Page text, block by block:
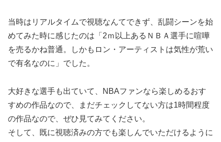
当時はリアルタイムで視聴なんてできず、乱闘シーンを始
めてみた時に感じたのは「2ｍ以上あるＮＢＡ選手に喧嘩
を売るかね普通。しかもロン・アーティストは気性が荒い
で有名なのに」でした。
大好きな選手も出ていて、NBAファンなら楽しめるおす
すめの作品なので、まだチェックしてない方は1時間程度
の作品なので、ぜひ見てみてください。
そして、既に視聴済みの方でも楽しんでいただけるように